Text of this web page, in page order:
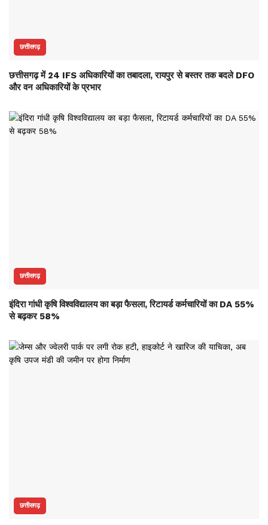
छत्तीसगढ़
छत्तीसगढ़ में 24 IFS अधिकारियों का तबादला, रायपुर से बस्तर तक बदले DFO
और वन अधिकारियों के प्रभार
छत्तीसगढ़
इंदिरा गांधी कृषि विश्वविद्यालय का बड़ा फैसला, रिटायर्ड कर्मचारियों का DA 55%
से बढ़कर 58%
छत्तीसगढ़